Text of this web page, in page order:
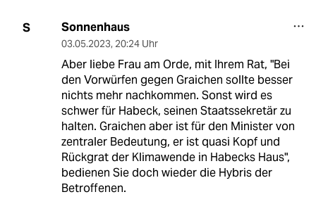
S Sonnenhaus
03.05.2023, 20:24 Uhr
Aber liebe Frau am Orde, mit Ihrem Rat, "Bei
den Vorwürfen gegen Graichen sollte besser
nichts mehr nachkommen. Sonst wird es
schwer für Habeck, seinen Staatssekretär zu
halten. Graichen aber ist für den Minister von
zentraler Bedeutung, er ist quasi Kopf und
Rückgrat der Klimawende in Habecks Haus",
bedienen Sie doch wieder die Hybris der
Betroffenen.